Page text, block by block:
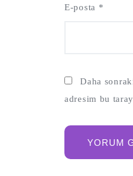
E-posta *
Daha
adresim bu